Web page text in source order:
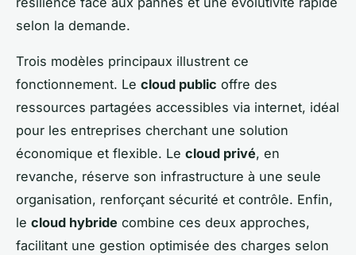
selon la demande.
Trois modèles principaux illustrent ce
fonctionnement. Le cloud public offre des
ressources partagées accessibles via internet, idéal
pour les entreprises cherchant une solution
économique et flexible. Le cloud privé, en
revanche, réserve son infrastructure à une seule
organisation, renforçant sécurité et contrôle. Enfin,
le cloud hybride combine ces deux approches,
facilitant une gestion optimisée des charges selon